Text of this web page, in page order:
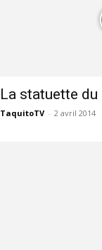
La statuette du
TaquitoTV - 2 avril 2014